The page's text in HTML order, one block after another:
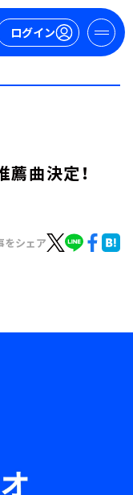
ログイン
曲決定！
をシェア